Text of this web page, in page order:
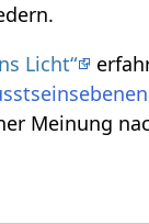
Licht“
Meinung